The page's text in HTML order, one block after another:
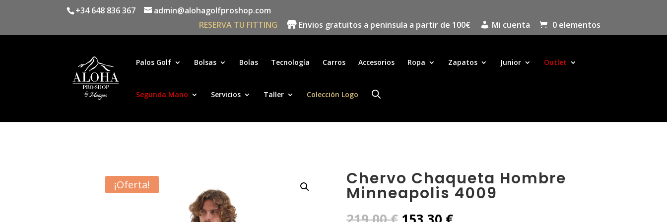
+34 648 836 367
admin@alohagolfproshop.com
RESERVA TU FITTING
Envios gratuitos a peninsula a partir de 100€ Mi cuenta 0 elementos
Palos Golf Bolsas Bolas Tecnología Carros Accesorios Ropa Zapatos Junior Outlet
Segunda Mano Servicios Taller Colección Logo
¡Oferta! Chervo Chaqueta Hombre
Minneapolis 4009